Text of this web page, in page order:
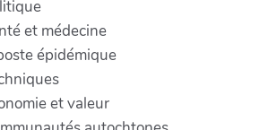
et médecine
épidémique
et valeur